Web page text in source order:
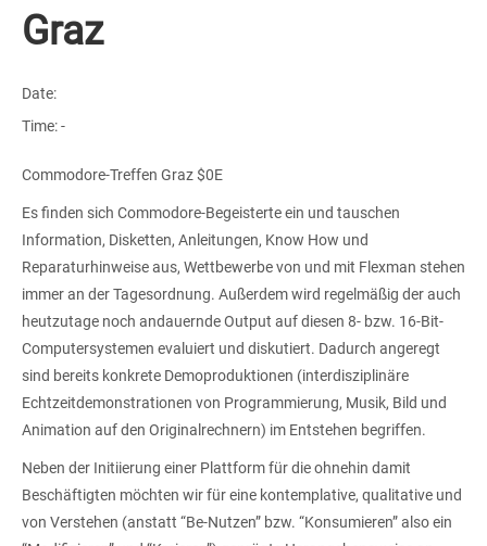
Graz
Date:
Time:-
Commodore-Treffen Graz $0E
Es finden sich Commodore-Begeisterte ein und tauschen
Information, Disketten, Anleitungen, Know How und
Reparaturhinweise aus, Wettbewerbe von und mit Flexman stehen
immer an der Tagesordnung. Außerdem wird regelmäßig der auch
heutzutage noch andauernde Output auf diesen 8- bzw. 16-Bit-
Computersystemen evaluiert und diskutiert. Dadurch angeregt
sind bereits konkrete Demoproduktionen (interdisziplinäre
Echtzeitdemonstrationen von Programmierung, Musik, Bild und
Animation auf den Originalrechnern) im Entstehen begriffen.
Neben der Initiierung einer Plattform für die ohnehin damit
Beschäftigten möchten wir für eine kontemplative, qualitative und
von Verstehen (anstatt “Be-Nutzen” bzw. “Konsumieren” also ein